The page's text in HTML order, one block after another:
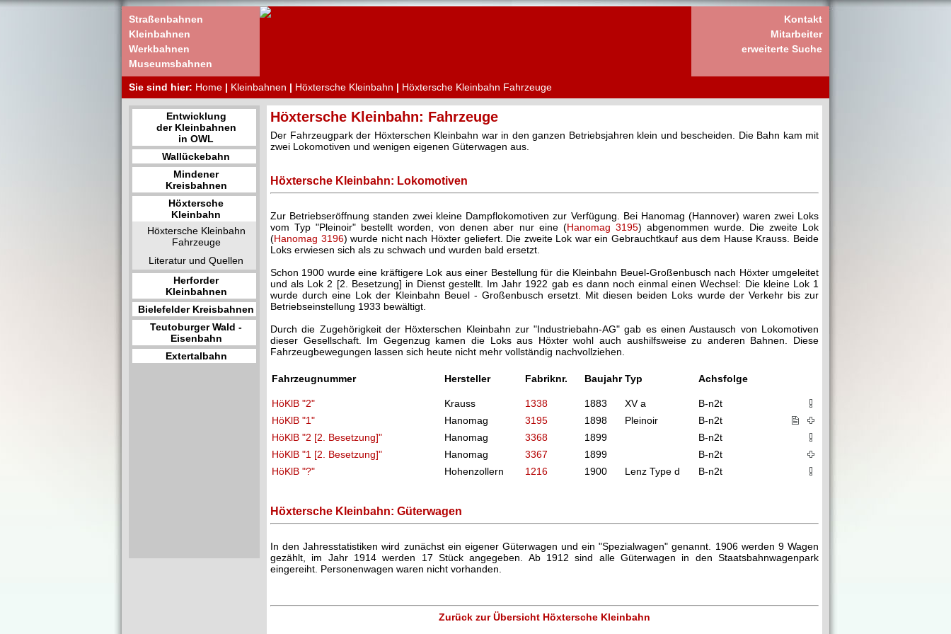
Straßenbahnen
Kleinbahnen
Werkbahnen
Museumsbahnen
Kontakt
Mitarbeiter
erweiterte Suche
Sie sind hier: Home | Kleinbahnen | Höxtersche Kleinbahn | Höxtersche Kleinbahn Fahrzeuge
Entwicklung
der Kleinbahnen
in OWL
Wallückebahn
Mindener
Kreisbahnen
Höxtersche
Kleinbahn
Höxtersche Kleinbahn
Fahrzeuge
Literatur und Quellen
Herforder
Kleinbahnen
Bielefelder Kreisbahnen
Teutoburger Wald -
Eisenbahn
Extertalbahn
Höxtersche Kleinbahn: Fahrzeuge
Der Fahrzeugpark der Höxterschen Kleinbahn war in den ganzen Betriebsjahren klein und bescheiden. Die Bahn kam mit
zwei Lokomotiven und wenigen eigenen Güterwagen aus.
Höxtersche Kleinbahn: Lokomotiven
Zur Betriebseröffnung standen zwei kleine Dampflokomotiven zur Verfügung. Bei Hanomag (Hannover) waren zwei Loks
vom Typ "Pleinoir" bestellt worden, von denen aber nur eine (Hanomag 3195) abgenommen wurde. Die zweite Lok
(Hanomag 3196) wurde nicht nach Höxter geliefert. Die zweite Lok war ein Gebrauchtkauf aus dem Hause Krauss. Beide
Loks erwiesen sich als zu schwach und wurden bald ersetzt.
Schon 1900 wurde eine kräftigere Lok aus einer Bestellung für die Kleinbahn Beuel-Großenbusch nach Höxter umgeleitet
und als Lok 2 [2. Besetzung] in Dienst gestellt. Im Jahr 1922 gab es dann noch einmal einen Wechsel: Die kleine Lok 1
wurde durch eine Lok der Kleinbahn Beuel - Großenbusch ersetzt. Mit diesen beiden Loks wurde der Verkehr bis zur
Betriebseinstellung 1933 bewältigt.
Durch die Zugehörigkeit der Höxterschen Kleinbahn zur "Industriebahn-AG" gab es einen Austausch von Lokomotiven
dieser Gesellschaft. Im Gegenzug kamen die Loks aus Höxter wohl auch aushilfsweise zu anderen Bahnen. Diese
Fahrzeugbewegungen lassen sich heute nicht mehr vollständig nachvollziehen.
Fahrzeugnummer Hersteller Fabriknr. Baujahr Typ Achsfolge
HöKlB "2" Krauss 1338 1883 XV a
B-n2t
HöKlB "1"
Hanomag 3195 1898 Pleinoir
B-n2t
HöKlB "2 [2. Besetzung]"
Hanomag 3368 1899
B-n2t
HöKlB "1 [2. Besetzung]"
Hanomag 3367 1899
B-n2t
HöKlB "?"
Hohenzollern 1216 1900 Lenz Type d B-n2t
Höxtersche Kleinbahn: Güterwagen
In den Jahresstatistiken wird zunächst ein eigener Güterwagen und ein "Spezialwagen" genannt. 1906 werden 9 Wagen
gezählt, im Jahr 1914 werden 17 Stück angegeben. Ab 1912 sind alle Güterwagen in den Staatsbahnwagenpark
eingereiht. Personenwagen waren nicht vorhanden.
Zurück zur Übersicht Höxtersche Kleinbahn